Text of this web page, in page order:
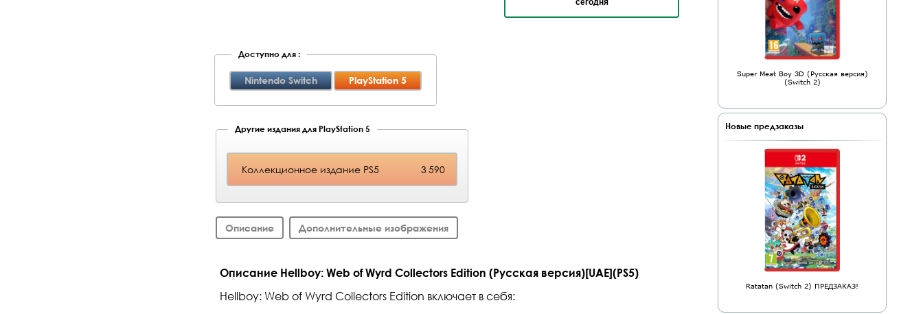
сегодня
Доступно для :
Nintendo Switch PlayStation 5
Другие издания для PlayStation 5
Коллекционное издание PS5 3 590
Описание Дополнительные изображения
Описание Hellboy: Web of Wyrd Collectors Edition (Русская версия)[UAE](PS5)
Hellboy: Web of Wyrd Collectors Edition включает в себя:
Super Meat Boy 3D (Русская версия)
(Switch 2)
Новые предзаказы
Ratatan (Switch 2) ПРЕДЗАКАЗ!